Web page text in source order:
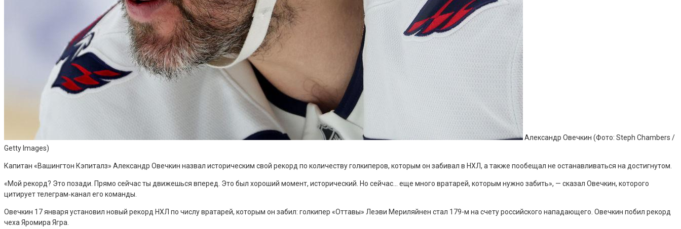
Александр Овечкин (Фото: Steph Chambers /
Getty Images)
Капитан «Вашингтон Кэпиталз» Александр Овечкин назвал историческим свой рекорд по количеству голкиперов, которым он забивал в НХЛ, а также пообещал не останавливаться на достигнутом.
«Мой рекорд? Это позади. Прямо сейчас ты движешься вперед. Это был хороший момент, исторический. Но сейчас… еще много вратарей, которым нужно забить», — сказал Овечкин, которого
цитирует телеграм‑канал его команды.
Овечкин 17 января установил новый рекорд НХЛ по числу вратарей, которым он забил: голкипер «Оттавы» Леэви Мериляйнен стал 179-м на счету российского нападающего. Овечкин побил рекорд
чеха Яромира Ягра.